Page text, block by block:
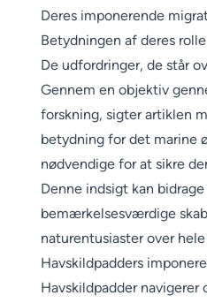
Deres imponerende
Betydningen af deres
De udfordringer, de står
Gennem en objektiv
forskning, sigter artiklen
betydning for det marine
nødvendige for at sikre
Denne indsigt kan
bemærkelsesværdige
naturentusiaster over
Havskildpadders
Havskildpadder